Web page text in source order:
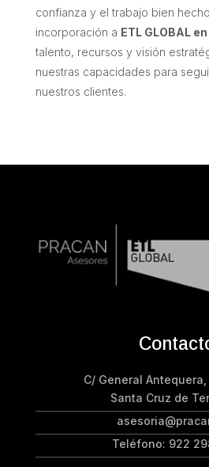
confianza y el trabajo bien
incorporación a ETL GLOBAL
talento, recursos y visión
nuestras capacidades para
nuestros clientes.
C/ General Antequera,
Santa Cruz de
Teléfono: 922